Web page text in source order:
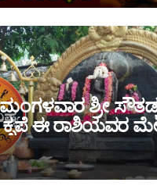
ಮಂಗಳವಾರ ಶ್ರೀ
ಈ ರಾಶಿಯವರ
ಭವಿಷ್ಯ ತಿಳಿಯಿರಿ